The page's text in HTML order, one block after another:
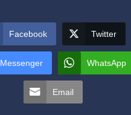
Facebook Twitter
Messenger WhatsApp
Email